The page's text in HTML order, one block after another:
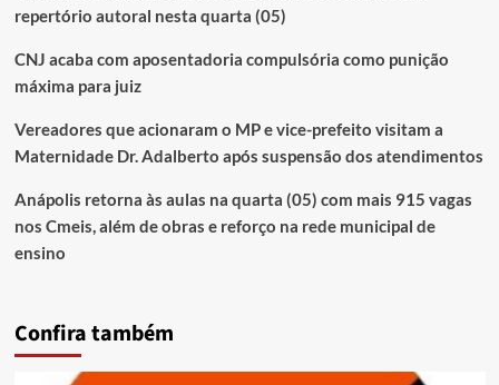
repertório autoral nesta quarta (05)
CNJ acaba com aposentadoria compulsória como punição
máxima para juiz
Vereadores que acionaram o MP e vice-prefeito visitam a
Maternidade Dr. Adalberto após suspensão dos atendimentos
Anápolis retorna às aulas na quarta (05) com mais 915 vagas
nos Cmeis, além de obras e reforço na rede municipal de
ensino
Confira também